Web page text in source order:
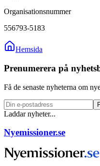
Organisationsnummer
556793-5183
Hemsida
Prenumerera på
Få de senaste nyheterna om
Laddar nyheter...
Nyemissioner.se